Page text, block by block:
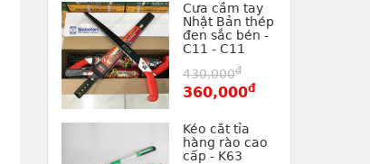
Cưa cầm tay
Nhật Bản thép
đen sắc bén -
C11 - C11
430,000đ
360,000đ
Kéo cắt tỉa
hàng rào cao
cấp - K63